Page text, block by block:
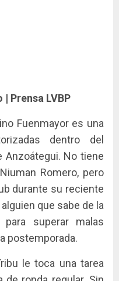
Prensa LVBP
Fuenmayor es una
dentro del
Anzoátegui. No tiene
Romero, pero
durante su reciente
que sabe de la
superar malas
postemporada.
le toca una tarea